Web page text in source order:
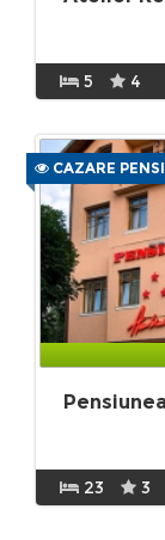
5 4
CAZARE
23 3